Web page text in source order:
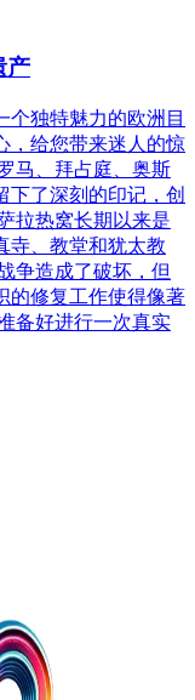
产
个独特魅力的欧洲目
，给您带来迷人的惊
马、拜占庭、奥斯
下了深刻的印记，创
拉热窝长期以来是
寺、教堂和犹太教
争造成了破坏，但
的修复工作使得像著
备好进行一次真实